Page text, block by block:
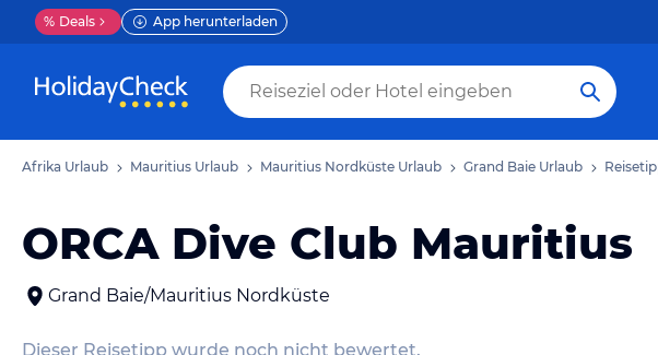
% Deals App herunterladen
Afrika Urlaub Mauritius Urlaub Mauritius Nordküste Urlaub Grand Baie Urlaub
ORCA Dive Club Mauritius
Grand Baie/Mauritius Nordküste
Dieser Reisetipp wurde noch nicht bewertet.